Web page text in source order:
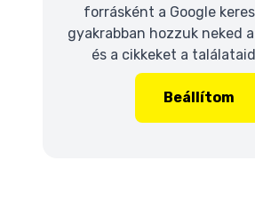
forrásként a Google
gyakrabban hozzuk neked
és a cikkeket a
Beállítom